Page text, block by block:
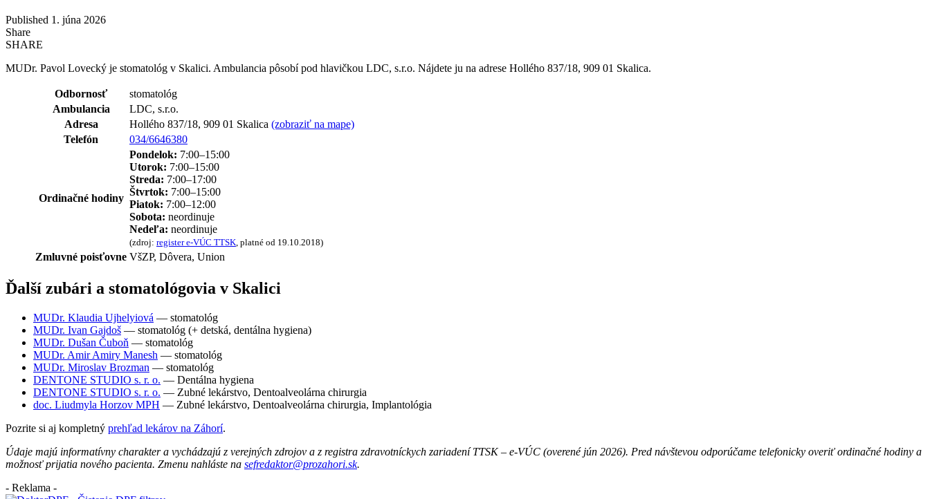
Published 1. júna 2026
Share
SHARE
MUDr. Pavol Lovecký je stomatológ v Skalici. Ambulancia pôsobí pod hlavičkou LDC, s.r.o. Nájdete ju na adrese Hollého 837/18, 909 01 Skalica.
Odbornosť
stomatológ
Ambulancia
LDC, s.r.o.
Adresa
Hollého 837/18, 909 01 Skalica (zobraziť na mape)
Telefón
034/6646380
Ordinačné hodiny
Pondelok: 7:00–15:00
Utorok: 7:00–15:00
Streda: 7:00–17:00
Štvrtok: 7:00–15:00
Piatok: 7:00–12:00
Sobota: neordinuje
Nedeľa: neordinuje
(zdroj: register e-VÚC TTSK , platné od 19.10.2018)
Zmluvné poisťovne VšZP, Dôvera, Union
Ďalší zubári a stomatológovia v Skalici
MUDr. Klaudia Ujhelyiová — stomatológ
MUDr. Ivan Gajdoš — stomatológ (+ detská, dentálna hygiena)
MUDr. Dušan Čuboň — stomatológ
MUDr. Amir Amiry Manesh — stomatológ
MUDr. Miroslav Brozman — stomatológ
DENTONE STUDIO s. r. o. — Dentálna hygiena
DENTONE STUDIO s. r. o. — Zubné lekárstvo, Dentoalveolárna chirurgia
doc. Liudmyla Horzov MPH — Zubné lekárstvo, Dentoalveolárna chirurgia, Implantológia
Pozrite si aj kompletný prehľad lekárov na Záhorí.
Údaje majú informatívny charakter a vychádzajú z verejných zdrojov a z registra zdravotníckych zariadení TTSK – e-VÚC (overené jún 2026). Pred návštevou odporúčame telefonicky overiť ordinačné hodiny a
možnosť prijatia nového pacienta. Zmenu nahláste na sefredaktor@prozahori.sk.
- Reklama -